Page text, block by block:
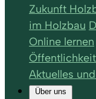
Zukunft
im Holzbau
Online lernen
Aktuelles
Über uns